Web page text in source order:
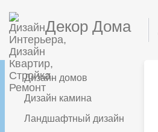
Декор Дома
Дизайн домов
Дизайн камина
Ландшафтный дизайн